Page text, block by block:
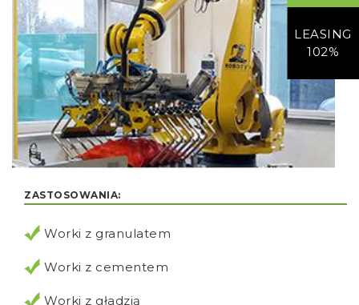
ZASTOSOWANIA:
Worki z granulatem
Worki z cementem
Worki z gładzią
LEASING
102%